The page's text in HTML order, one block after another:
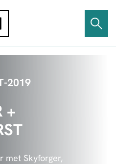
2019
+
met Skyforger,